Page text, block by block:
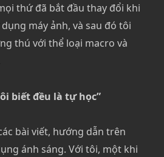
thứ đã bắt đầu thay đổi khi
máy ảnh, và sau đó tôi
thú với thể loại macro và
biết đều là tự học”
bài viết, hướng dẫn trên
ánh sáng. Với tôi, một khi